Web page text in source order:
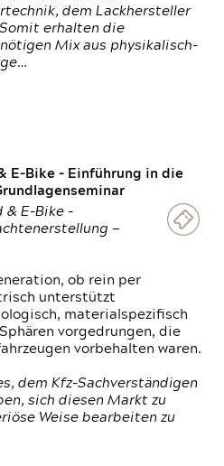
dem Lackhersteller
erhalten die
Mix aus physikalisch-
E-Bike - Einführung in die
& E-Bike -
—
ob rein per
unterstützt
materialspezifisch
vorgedrungen, die
vorbehalten waren.
dem Kfz-Sachverständigen
sich diesen Markt zu
Weise bearbeiten zu